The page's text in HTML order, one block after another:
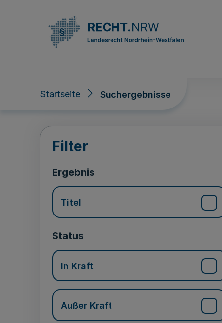
Startseite Suchergebnisse
Suchergebnisse
Filter
Ergebnis
Titel
Status
In Kraft
Außer Kraft